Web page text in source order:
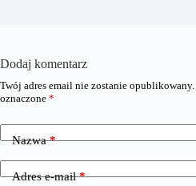
Dodaj komentarz
Twój adres email nie zostanie opublikowany.
oznaczone *
Nazwa*
Adres e-mail*